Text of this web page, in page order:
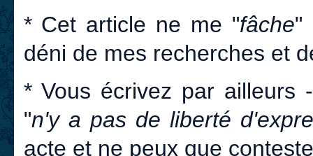
* Cet article ne me "fâche"
déni de mes recherches et
* Vous écrivez par ailleurs
"n'y a pas de liberté
acte et ne peux que